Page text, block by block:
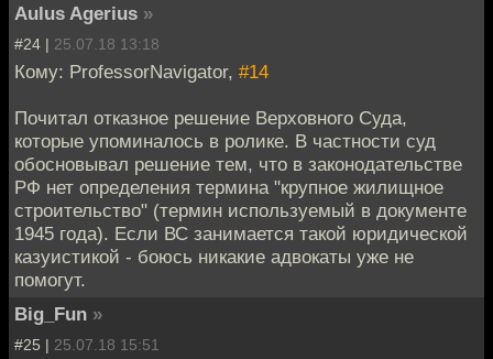
Aulus Agerius »
#24 | 25.07.18 13:18
Кому: ProfessorNavigator, #14
Почитал отказное решение Верховного Суда,
которые упоминалось в ролике. В частности суд
обосновывал решение тем, что в законодательстве
РФ нет определения термина "крупное жилищное
строительство" (термин используемый в документе
1945 года). Если ВС занимается такой юридической
казуистикой - боюсь никакие адвокаты уже не
помогут.
Big_Fun »
#25 | 25.07.18 15:51